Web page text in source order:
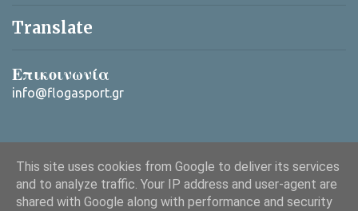
Translate
Επικοινωνία
info@flogasport.gr
This site uses cookies from Google to deliver its services
and to analyze traffic. Your IP address and user-agent are
shared with Google along with performance and security